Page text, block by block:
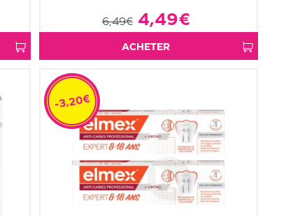
6,49€ 4,49€
ACHETER
-3,20€